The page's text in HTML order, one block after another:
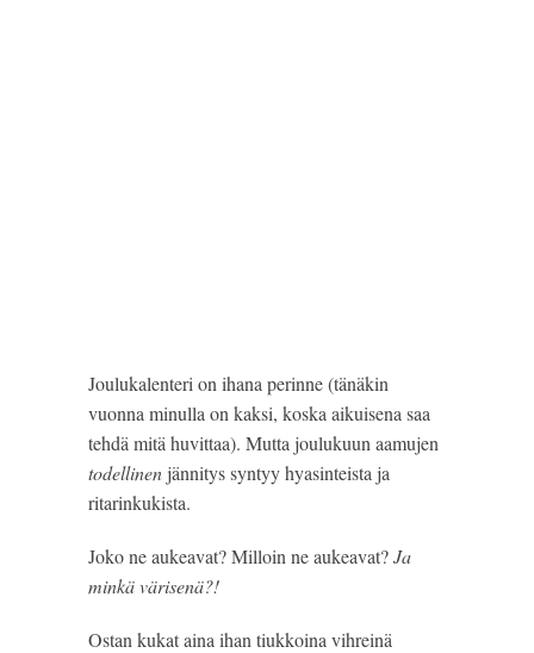
Joulukalenteri on ihana perinne (tänäkin
vuonna minulla on kaksi, koska aikuisena saa
todellinen jännitys syntyy hyasinteista ja
ritarinkukista.
Joko ne aukeavat? Milloin ne aukeavat? Ja
minkä värisenä?!
Ostan kukat aina ihan tiukkoina vihreinä